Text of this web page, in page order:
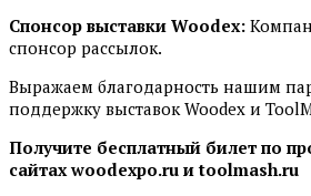
Спонсор выставки Woodex:
спонсор рассылок.
Выражаем благодарность нашим
поддержку выставок Woodex и
Получите бесплатный билет по
сайтахwoodexpo.ru и toolmash.ru